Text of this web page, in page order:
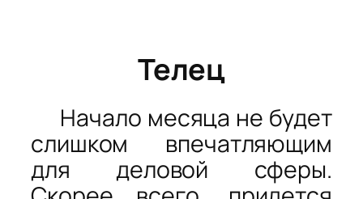
Телец
Начало месяца не будет
слишком впечатляющим
для деловой сферы.